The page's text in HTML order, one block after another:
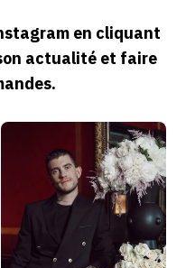
en cliquant
actualité et faire